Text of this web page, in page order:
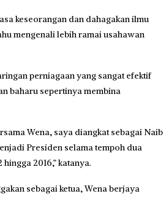
keseorangan dan dahagakan ilmu
mengenali lebih ramai usahawan
perniagaan yang sangat efektif
baharu sepertinya membina
Wena, saya diangkat sebagai Naib
Presiden selama tempoh dua
2016,” katanya.
sebagai ketua, Wena berjaya